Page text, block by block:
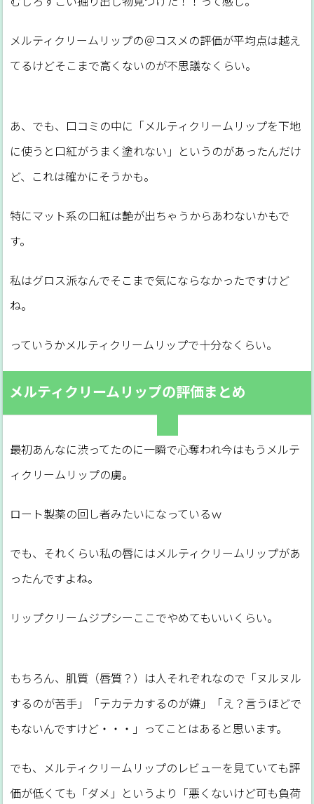
メルティクリームリップの＠コスメの評価が平均点は越え
てるけどそこまで高くないのが不思議なくらい。
あ、でも、口コミの中に「メルティクリームリップを下地
に使うと口紅がうまく塗れない」というのがあったんだけ
ど、これは確かにそうかも。
特にマット系の口紅は艶が出ちゃうからあわないかもで
す。
私はグロス派なんでそこまで気にならなかったですけど
ね。
っていうかメルティクリームリップで十分なくらい。
メルティクリームリップの評価まとめ
最初あんなに渋ってたのに一瞬で心奪われ今はもうメルテ
ィクリームリップの虜。
ロート製薬の回し者みたいになっているｗ
でも、それくらい私の唇にはメルティクリームリップがあ
ったんですよね。
リップクリームジプシーここでやめてもいいくらい。
もちろん、肌質（唇質？）は人それぞれなので「ヌルヌル
するのが苦手」「テカテカするのが嫌」「え？言うほどで
もないんですけど・・・」ってことはあると思います。
でも、メルティクリームリップのレビューを見ていても評
価が低くても「ダメ」というより「悪くないけど可も負荷